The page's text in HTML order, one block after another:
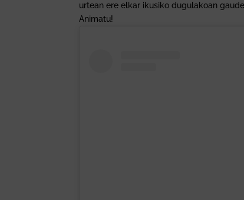
urtean ere elkar ikusiko dugulakoan
Animatu!